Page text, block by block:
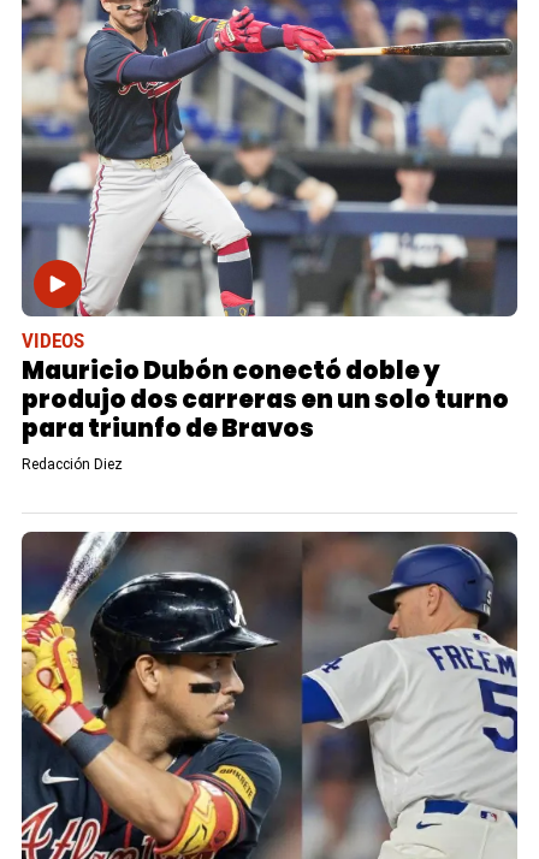
VIDEOS
Mauricio Dubón conectó doble y
produjo dos carreras en un solo turno
para triunfo de Bravos
Redacción Diez